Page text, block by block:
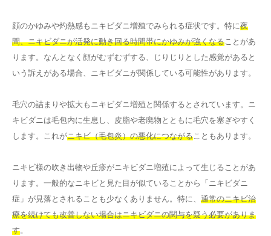
顔のかゆみや灼熱感もニキビダニ増殖でみられる症状です。特に夜
間、ニキビダニが活発に動き回る時間帯にかゆみが強くなることがあ
ります。なんとなく顔がむずむずする、じりじりとした感覚があると
いう訴えがある場合、ニキビダニが関係している可能性があります。
毛穴の詰まりや拡大もニキビダニ増殖と関係するとされています。ニ
キビダニは毛包内に生息し、皮脂や老廃物とともに毛穴を塞ぎやすく
します。これがニキビ（毛包炎）の悪化につながることもあります。
ニキビ様の吹き出物や丘疹がニキビダニ増殖によって生じることがあ
ります。一般的なニキビと見た目が似ていることから「ニキビダニ
症」が見落とされることも少なくありません。特に、 通常のニキビ治
療を続けても改善しない場合はニキビダニの関与を疑う必要がありま
す。